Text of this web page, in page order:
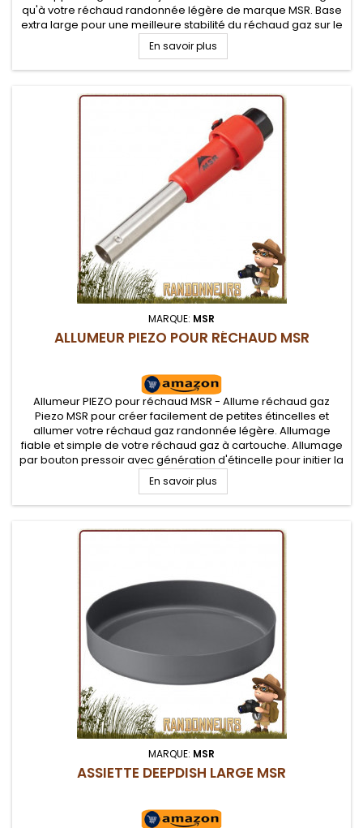
qu'à votre réchaud randonnée légère de marque MSR. Base
extra large pour une meilleure stabilité du réchaud gaz sur le
terrain. Valve de réglage de débit. Conception en acier
inoxydable...
En savoir plus
MARQUE: MSR
ALLUMEUR PIEZO POUR RÉCHAUD MSR
Allumeur PIEZO pour réchaud MSR - Allume réchaud gaz
Piezo MSR pour créer facilement de petites étincelles et
allumer votre réchaud gaz randonnée légère. Allumage
fiable et simple de votre réchaud gaz à cartouche. Allumage
par bouton pressoir avec génération d'étincelle pour initier la
flamme du bruleur en toute sécurité
En savoir plus
MARQUE: MSR
ASSIETTE DEEPDISH LARGE MSR